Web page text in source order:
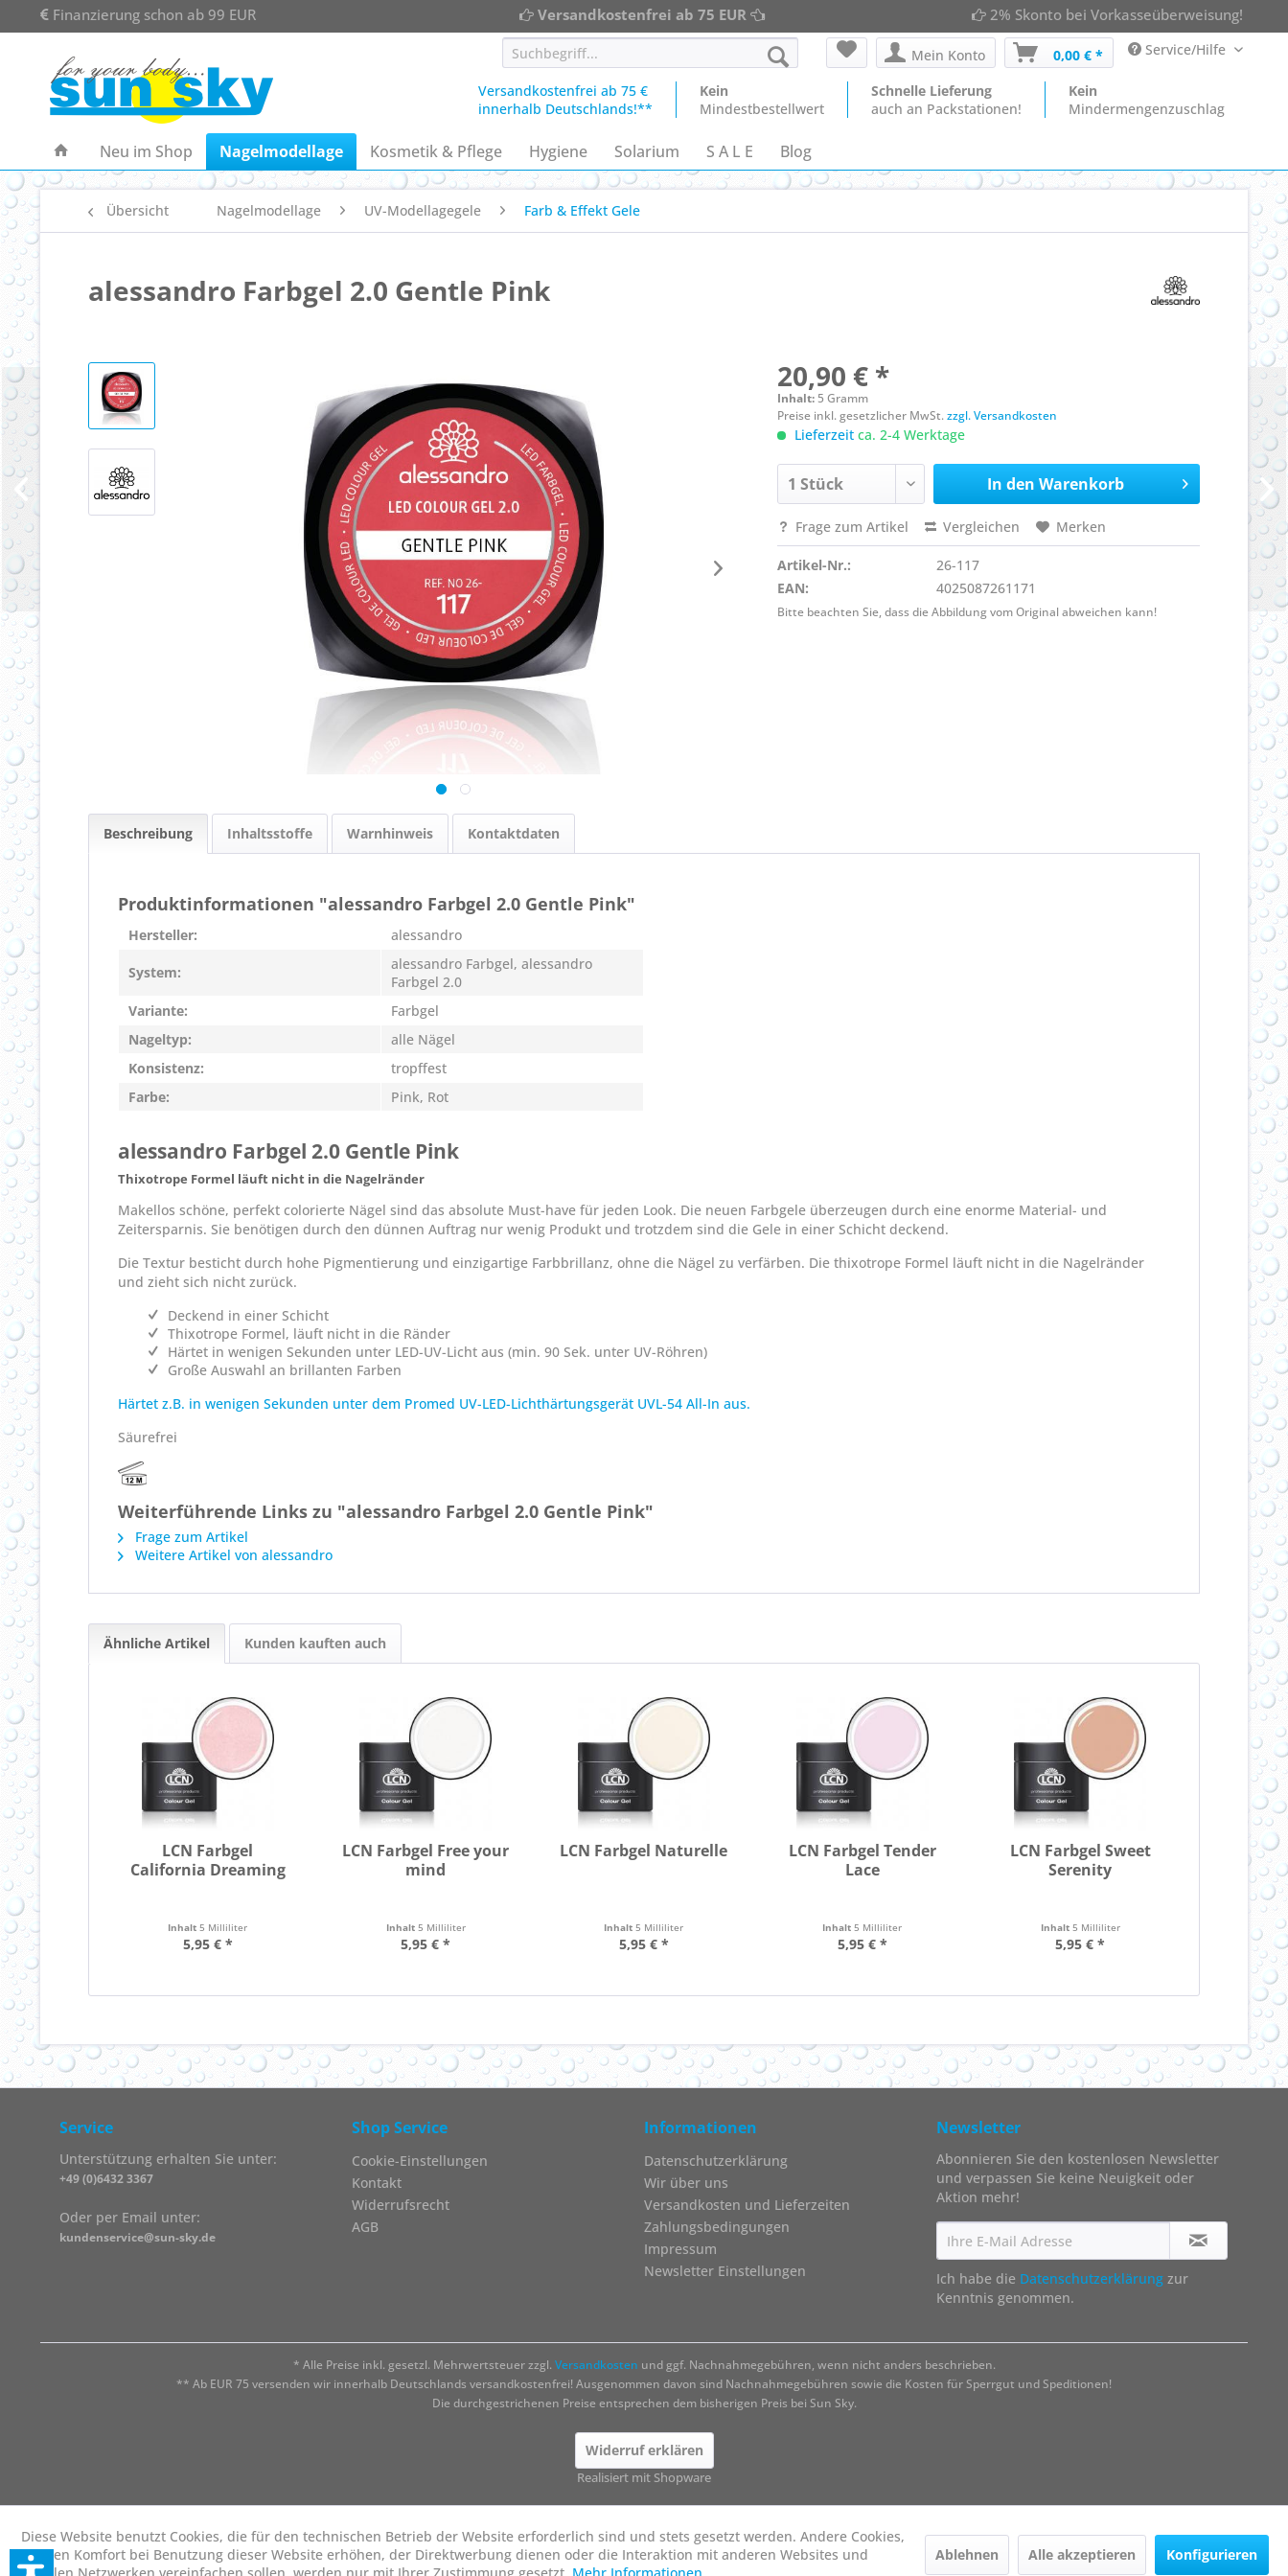
Finanzierung schon ab 99 EUR Versandkostenfrei ab 75 EUR 2% Skonto bei Vorkasseüberweisung!
Mein Konto 0,00 € * Service/Hilfe
Versandkostenfrei ab 75 €
innerhalb Deutschlands!**
Kein
Mindestbestellwert
Schnelle Lieferung
auch an Packstationen!
Kein
Mindermengenzuschlag
Neu im Shop Nagelmodellage Kosmetik & Pflege Hygiene Solarium S A L E Blog
Übersicht Nagelmodellage UV-Modellagegele Farb & Effekt Gele
alessandro Farbgel 2.0 Gentle Pink
20,90 € *
Inhalt: 5 Gramm
Preise inkl. gesetzlicher MwSt.zzgl. Versandkosten
Lieferzeit ca. 2-4 Werktage
In den Warenkorb
Frage zum Artikel Vergleichen Merken
Artikel-Nr.:
26-117
EAN:
4025087261171
Bitte beachten Sie, dass die Abbildung vom Original abweichen kann!
Beschreibung Inhaltsstoffe Warnhinweis Kontaktdaten
Produktinformationen "alessandro Farbgel 2.0 Gentle Pink"
Hersteller: alessandro
System:
alessandro Farbgel, alessandro
Farbgel 2.0
Variante:
Farbgel
Nageltyp:
alle Nägel
Konsistenz:
tropffest
Farbe:
Pink, Rot
alessandro Farbgel 2.0 Gentle Pink
Thixotrope Formel läuft nicht in die Nagelränder
Makellos schöne, perfekt colorierte Nägel sind das absolute Must-have für jeden Look. Die neuen Farbgele überzeugen durch eine enorme Material- und
Zeitersparnis. Sie benötigen durch den dünnen Auftrag nur wenig Produkt und trotzdem sind die Gele in einer Schicht deckend.
Die Textur besticht durch hohe Pigmentierung und einzigartige Farbbrillanz, ohne die Nägel zu verfärben. Die thixotrope Formel läuft nicht in die Nagelränder
und zieht sich nicht zurück.
Deckend in einer Schicht
Thixotrope Formel, läuft nicht in die Ränder
Härtet in wenigen Sekunden unter LED-UV-Licht aus (min. 90 Sek. unter UV-Röhren)
Große Auswahl an brillanten Farben
Härtet z.B. in wenigen Sekunden unter dem Promed UV-LED-Lichthärtungsgerät UVL-54 All-In aus.
Säurefrei
Weiterführende Links zu "alessandro Farbgel 2.0 Gentle Pink"
Frage zum Artikel
Weitere Artikel von alessandro
Ähnliche Artikel Kunden kauften auch
LCN Farbgel
California Dreaming
Inhalt5 Milliliter
5,95 € *
LCN Farbgel Free your
mind
Inhalt 5 Milliliter
5,95 € *
LCN Farbgel Naturelle
Inhalt5 Milliliter
5,95 € *
LCN Farbgel Tender
Lace
Inhalt5 Milliliter
5,95 € *
LCN Farbgel Sweet
Serenity
Inhalt 5 Milliliter
5,95 € *
Service
Unterstützung erhalten Sie unter:
+49 (0)6432 3367
Oder per Email unter:
kundenservice@sun-sky.de
Shop Service
Cookie-Einstellungen
Kontakt
Widerrufsrecht
AGB
Informationen
Datenschutzerklärung
Wir über uns
Versandkosten und Lieferzeiten
Zahlungsbedingungen
Impressum
Newsletter Einstellungen
Newsletter
Abonnieren Sie den kostenlosen Newsletter
und verpassen Sie keine Neuigkeit oder
Aktion mehr!
Ich habe die Datenschutzerklärung zur
Kenntnis genommen.
* Alle Preise inkl. gesetzl. Mehrwertsteuer zzgl. Versandkosten und ggf. Nachnahmegebühren, wenn nicht anders beschrieben.
** Ab EUR 75 versenden wir innerhalb Deutschlands versandkostenfrei! Ausgenommen davon sind Nachnahmegebühren sowie die Kosten für Sperrgut und Speditionen!
Die durchgestrichenen Preise entsprechen dem bisherigen Preis bei Sun Sky.
Widerruf erklären
Realisiert mit Shopware
Diese Website benutzt Cookies, die für den technischen Betrieb der Website erforderlich sind und stets gesetzt werden. Andere Cookies,
die den Komfort bei Benutzung dieser Website erhöhen, der Direktwerbung dienen oder die Interaktion mit anderen Websites und
Ablehnen Alle akzeptieren Konfigurieren